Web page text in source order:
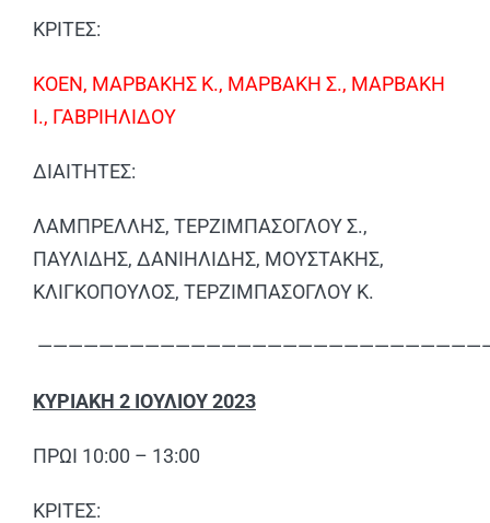
ΚΡΙΤΕΣ:
ΚΟΕΝ, ΜΑΡΒΑΚΗΣ Κ., ΜΑΡΒΑΚΗ Σ., ΜΑΡΒΑΚΗ
Ι., ΓΑΒΡΙΗΛΙΔΟΥ
ΔΙΑΙΤΗΤΕΣ:
ΛΑΜΠΡΕΛΛΗΣ, ΤΕΡΖΙΜΠΑΣΟΓΛΟΥ Σ.,
ΠΑΥΛΙΔΗΣ, ΔΑΝΙΗΛΙΔΗΣ, ΜΟΥΣΤΑΚΗΣ,
ΚΛΙΓΚΟΠΟΥΛΟΣ, ΤΕΡΖΙΜΠΑΣΟΓΛΟΥ Κ.
ΚΥΡΙΑΚΗ 2 ΙΟΥΛΙΟΥ 2023
ΠΡΩΙ 10:00 – 13:00
ΚΡΙΤΕΣ: